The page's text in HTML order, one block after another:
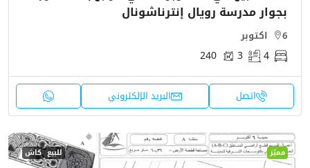
بجوار مدرسة رويال إنترناشونال
6 اكتوبر
4
3
240
اتصل البريد الإلكتروني
مميّز للبيع كاش